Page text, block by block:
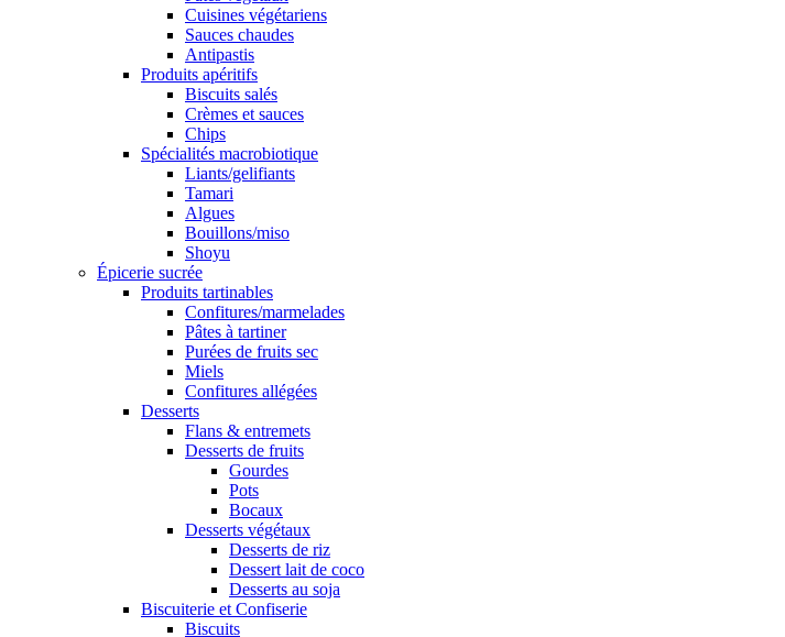
Cuisines végétariens
Sauces chaudes
Antipastis
Produits apéritifs
Biscuits salés
Crèmes et sauces
Chips
Spécialités macrobiotique
Liants/gelifiants
Tamari
Algues
Bouillons/miso
Shoyu
Épicerie sucrée
Produits tartinables
Confitures/marmelades
Pâtes à tartiner
Purées de fruits sec
Miels
Confitures allégées
Desserts
Flans & entremets
Desserts de fruits
Gourdes
Pots
Bocaux
Desserts végétaux
Desserts de riz
Dessert lait de coco
Desserts au soja
Biscuiterie et Confiserie
Biscuits